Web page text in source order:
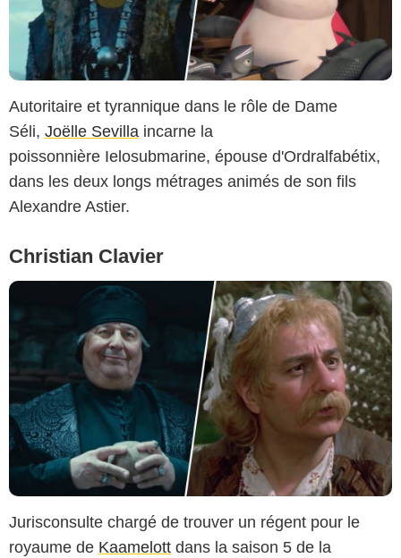
Autoritaire et tyrannique dans le rôle de Dame
Séli, Joëlle Sevilla incarne la
poissonnière Ielosubmarine, épouse d'Ordralfabétix,
dans les deux longs métrages animés de son fils
Alexandre Astier.
Christian Clavier
Jurisconsulte chargé de trouver un régent pour le
royaume de Kaamelott dans la saison 5 de la